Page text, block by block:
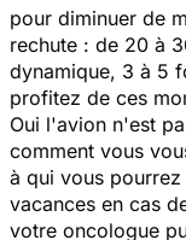
pour diminuer de
rechute : de 20 à
dynamique, 3 à 5
profitez de ces
Oui l'avion n'est
comment vous
à qui vous
vacances en cas
votre oncologue